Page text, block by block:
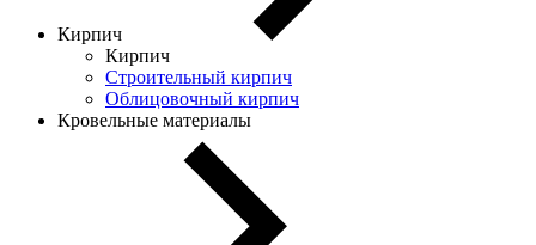
Кирпич
Кирпич
Строительный кирпич
Облицовочный кирпич
Кровельные материалы